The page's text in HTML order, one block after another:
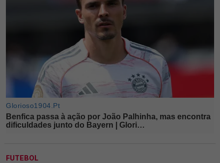
FUTEBOL